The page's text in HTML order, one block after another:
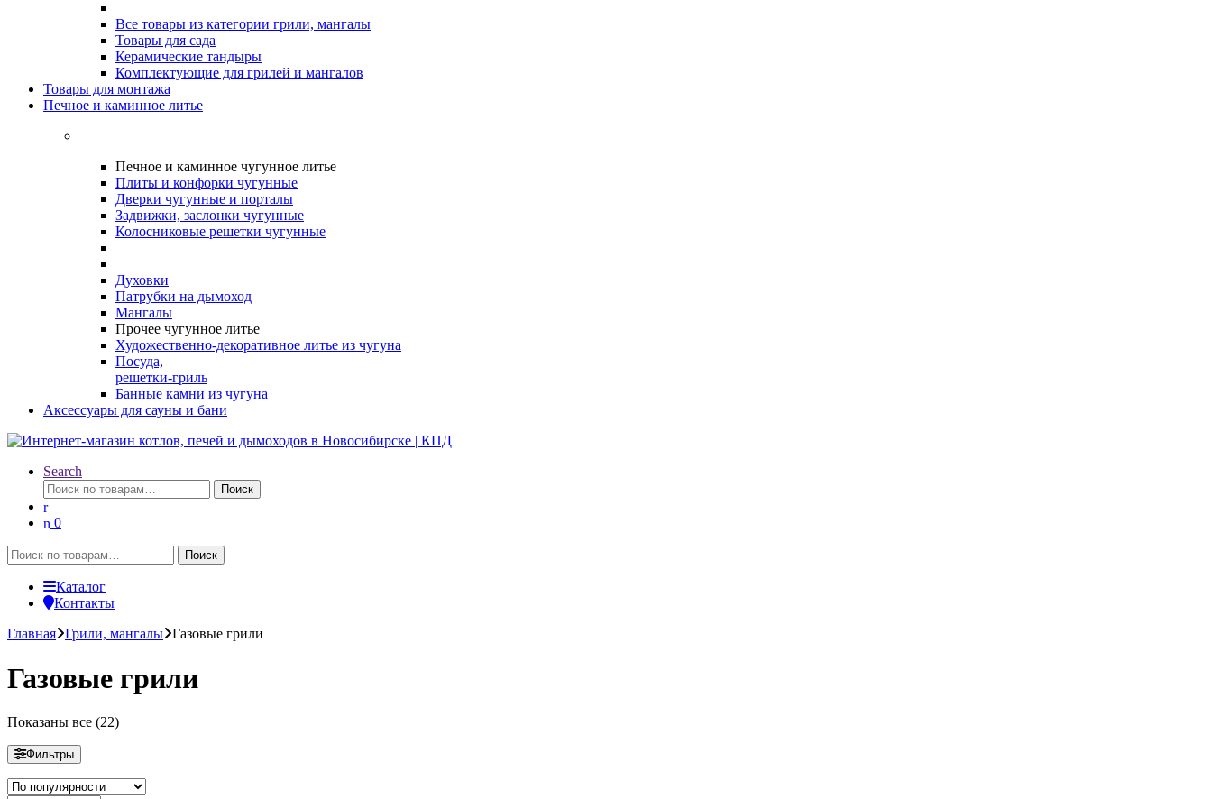
Все товары из категории грили, мангалы
Товары для сада
Керамические тандыры
Комплектующие для грилей и мангалов
Товары для монтажа
Печное и каминное литье
Печное и каминное чугунное литье
Плиты и конфорки чугунные
Дверки чугунные и порталы
Задвижки, заслонки чугунные
Колосниковые решетки чугунные
Духовки
Патрубки на дымоход
Мангалы
Прочее чугунное литье
Художественно-декоративное литье из чугуна
Посуда,
решетки-гриль
Банные камни из чугуна
Аксессуары для сауны и бани
Search
Искать:
Поиск
0
Искать:
Поиск
Каталог
Контакты
Главная Грили, мангалы Газовые грили
Газовые грили
Показаны все (22)Сортировка:
Фильтры